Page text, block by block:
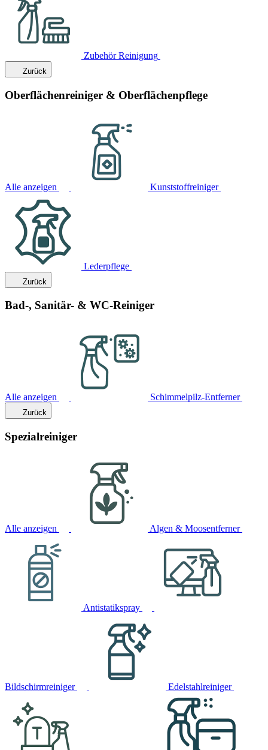
Zubehör Reinigung
Zurück
Oberflächenreiniger & Oberflächenpflege
Alle anzeigen Kunststoffreiniger
Lederpflege
Zurück
Bad-, Sanitär- & WC-Reiniger
Alle anzeigen Schimmelpilz-Entferner
Zurück
Spezialreiniger
Alle anzeigen Algen & Moosentferner
Antistatikspray
Bildschirmreiniger Edelstahlreiniger